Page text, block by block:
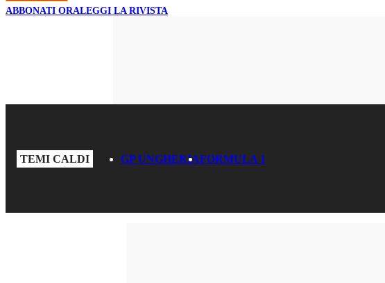
ABBONATI ORALEGGI LA RIVISTA
TEMI CALDI GP UNGHERIAFORMULA 1